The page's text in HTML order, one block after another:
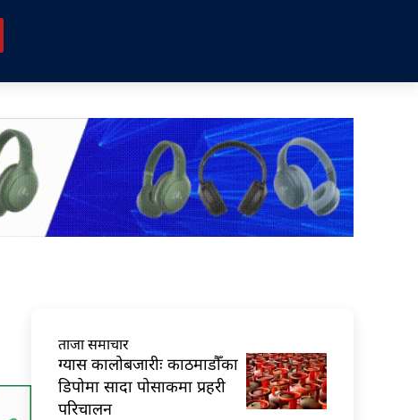
ताजा समाचार
ग्यास कालोबजारीः काठमाडौँका
डिपोमा सादा पोसाकमा प्रहरी
परिचालन